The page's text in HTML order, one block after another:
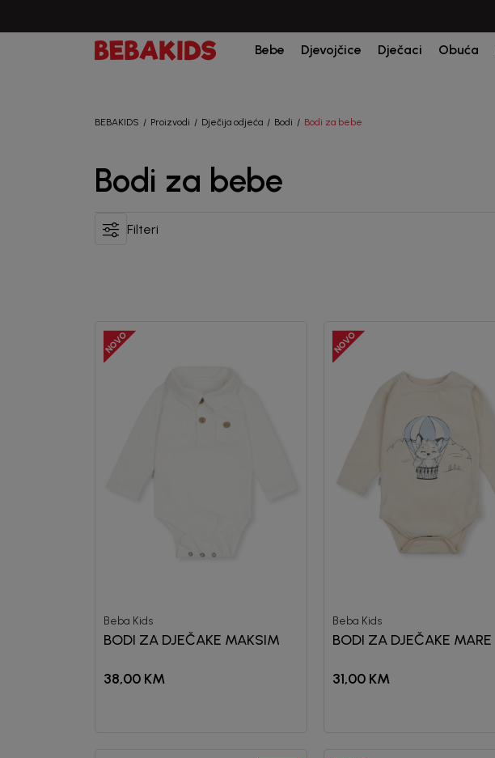
Bebe Djevojčice Dječaci Obuća
BEBAKIDS Proizvodi Dječija odjeća Bodi Bodi za bebe
Bodi za bebe
Filteri
Beba Kids
BODI ZA DJEČAKE MAKSIM
38,00 KM
Beba Kids
BODI ZA DJEČAKE MARE
31,00 KM